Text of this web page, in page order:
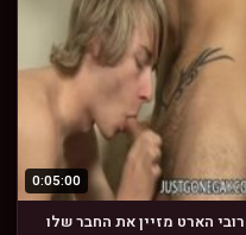
0:05:00
רובי הארט מזיין את החבר שלו